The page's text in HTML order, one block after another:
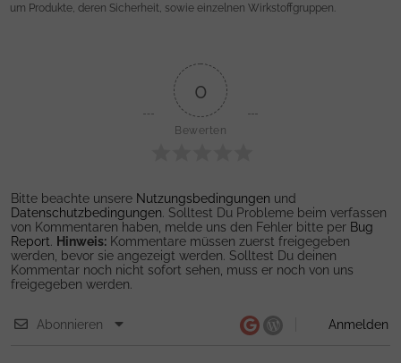
um Produkte, deren Sicherheit, sowie einzelnen Wirkstoffgruppen.
0
Bewerten
Bitte beachte unsere Nutzungsbedingungen und
Datenschutzbedingungen . Solltest Du Probleme beim verfassen
von Kommentaren haben, melde uns den Fehler bitte per Bug
Report
Hinweis: Kommentare müssen zuerst freigegeben
werden, bevor sie angezeigt werden. Solltest Du deinen
Kommentar noch nicht sofort sehen, muss er noch von uns
freigegeben werden.
Abonnieren Anmelden